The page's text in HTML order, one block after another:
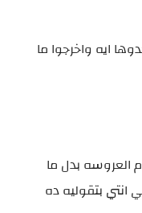
ايه واخرجوا ما
العروسه بدل ما
انتي بتقوليه ده